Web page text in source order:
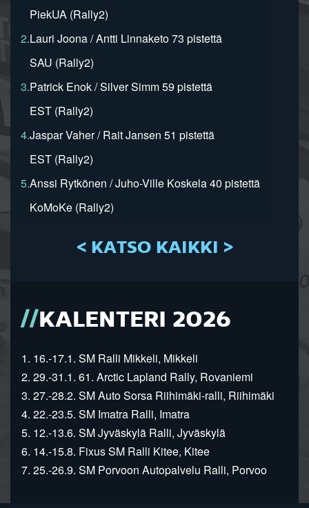
PiekUA (Rally2)
2.Lauri Joona / Antti Linnaketo 73 pistettä
SAU (Rally2)
3.Patrick Enok / Silver Simm 59 pistettä
EST (Rally2)
4.Jaspar Vaher / Rait Jansen 51 pistettä
EST (Rally2)
5.Anssi Rytkönen / Juho-Ville Koskela 40 pistettä
KoMoKe (Rally2)
< KATSO KAIKKI >
KALENTERI 2026
1. 16.-17.1. SM Ralli Mikkeli, Mikkeli
2. 29.-31.1. 61. Arctic Lapland Rally, Rovaniemi
3. 27.-28.2. SM Auto Sorsa Riihimäki-ralli, Riihimäki
4. 22.-23.5. SM Imatra Ralli, Imatra
5. 12.-13.6. SM Jyväskylä Ralli, Jyväskylä
6. 14.-15.8. Fixus SM Ralli Kitee, Kitee
7. 25.-26.9. SM Porvoon Autopalvelu Ralli, Porvoo